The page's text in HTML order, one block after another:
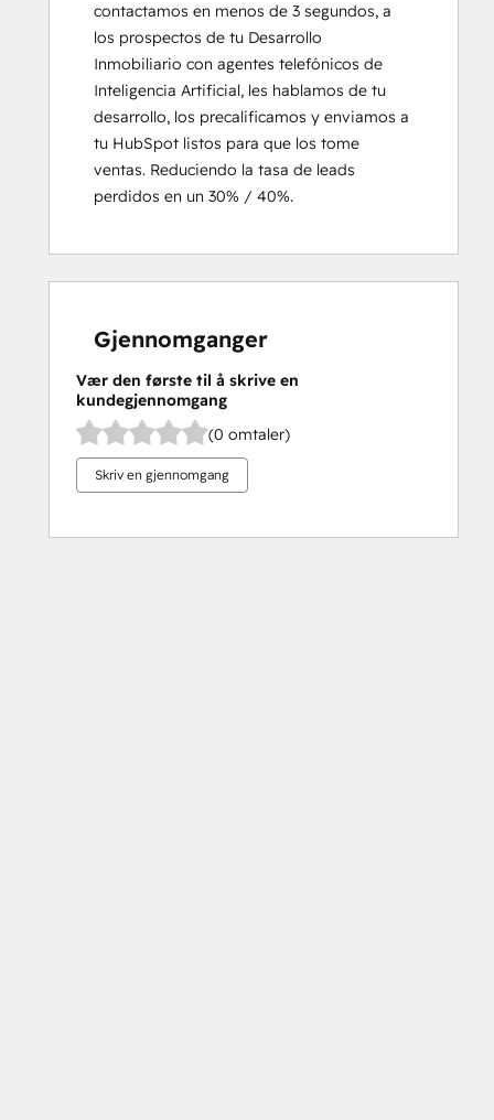
contactamos en menos de 3 segundos, a
los prospectos de tu Desarrollo
Inmobiliario con agentes telefónicos de
Inteligencia Artificial, les hablamos de tu
desarrollo, los precalificamos y enviamos a
tu HubSpot listos para que los tome
ventas. Reduciendo la tasa de leads
perdidos en un 30% / 40%.
Gjennomganger
Vær den første til å skrive en
kundegjennomgang
(0 omtaler)
Skriv en gjennomgang